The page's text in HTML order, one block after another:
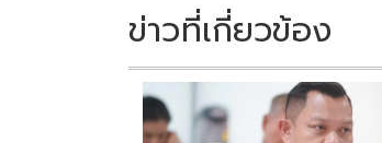
ข่าวที่เกี่ยวข้อง